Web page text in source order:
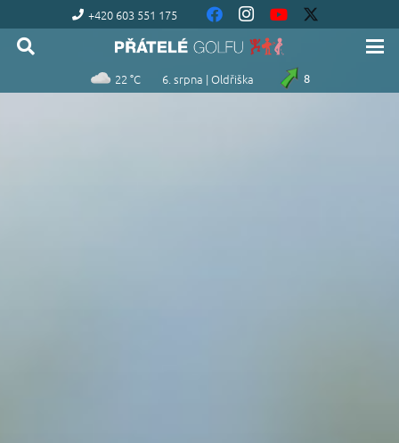
+420 603 551 175
22 °C 6. srpna | Oldřiška 8